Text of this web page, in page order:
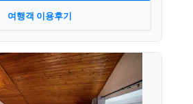
여행객 이용후기